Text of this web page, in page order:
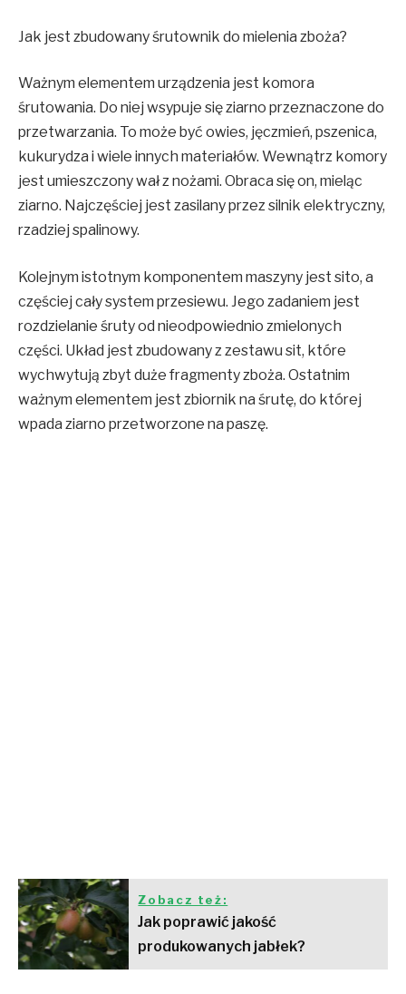
Jak jest zbudowany śrutownik do mielenia zboża?
Ważnym elementem urządzenia jest komora
śrutowania. Do niej wsypuje się ziarno przeznaczone do
przetwarzania. To może być owies, jęczmień, pszenica,
kukurydza i wiele innych materiałów. Wewnątrz komory
jest umieszczony wał z nożami. Obraca się on, mieląc
ziarno. Najczęściej jest zasilany przez silnik elektryczny,
rzadziej spalinowy.
Kolejnym istotnym komponentem maszyny jest sito, a
częściej cały system przesiewu. Jego zadaniem jest
rozdzielanie śruty od nieodpowiednio zmielonych
części. Układ jest zbudowany z zestawu sit, które
wychwytują zbyt duże fragmenty zboża. Ostatnim
ważnym elementem jest zbiornik na śrutę, do której
wpada ziarno przetworzone na paszę.
Zobacz też:
Jak poprawić jakość
produkowanych jabłek?